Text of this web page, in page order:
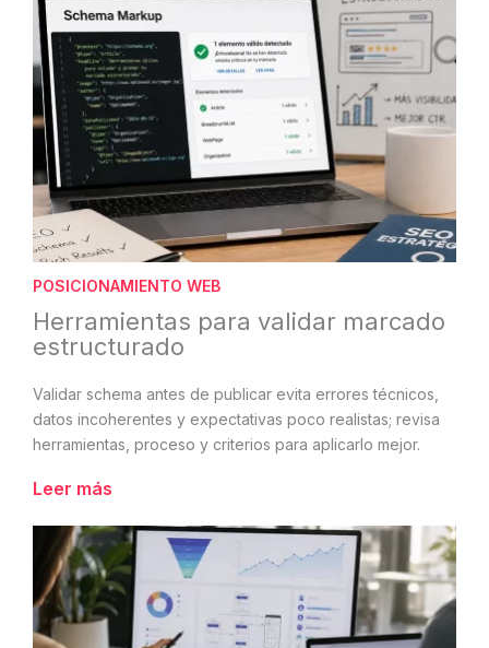
POSICIONAMIENTO WEB
Herramientas para validar marcado
estructurado
Validar schema antes de publicar evita errores técnicos,
datos incoherentes y expectativas poco realistas; revisa
herramientas, proceso y criterios para aplicarlo mejor.
Leer más